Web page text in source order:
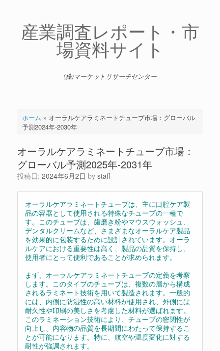
産業調査レポート・市
場資料サイト
(株)マーケットリサーチセンター
ホーム » オーラルケアラミネートチューブ市場：グローバル
予測2024年-2030年
オーラルケアラミネートチューブ市場：
グローバル予測2025年-2031年
投稿日: 2024年6月2日 by staff
オーラルケアラミネートチューブは、主に口腔ケア製
品の容器として使用される特殊なチューブの一種で
す。このチューブは、歯磨き粉やマウスウォッシュ、
デンタルクリームなど、さまざまなオーラルケア製品
を効果的に包装するために設計されています。オーラ
ルケアにおける重要性は高く、製品の品質を保持し、
使用者にとって便利であることが求められます。
まず、オーラルケアラミネートチューブの定義を考察
します。このタイプのチューブは、複数の層から構成
されるラミネート技術を用いて製造されます。一般的
には、内側に防湿性の高い材料が使用され、外側には
耐久性や印刷の美しさを考慮した材料が選ばれます。
このラミネーション技術により、チューブの密閉性が
向上し、内容物の品質を長期間にわたって保持するこ
とが可能になります。特に、航空や温度変化に対する
耐性が強調されます。